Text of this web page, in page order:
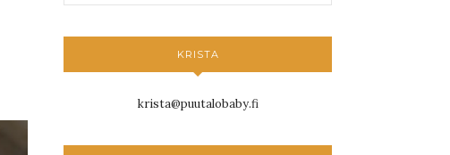
KRISTA
krista@puutalobaby.fi